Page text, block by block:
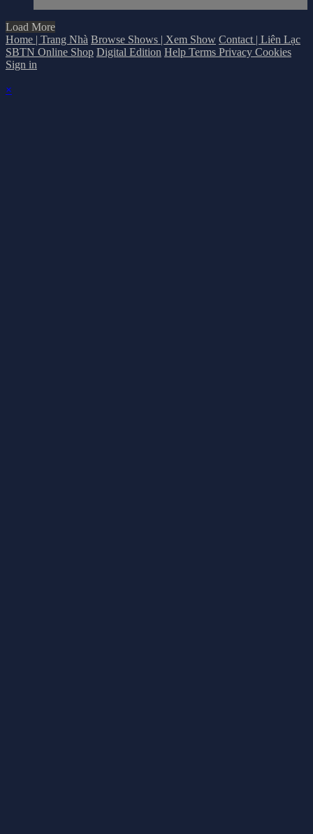
Load More
Home | Trang Nhà Browse Shows | Xem Show Contact | Liên Lạc
SBTN Online Shop Digital Edition Help Terms Privacy Cookies
Sign in
×